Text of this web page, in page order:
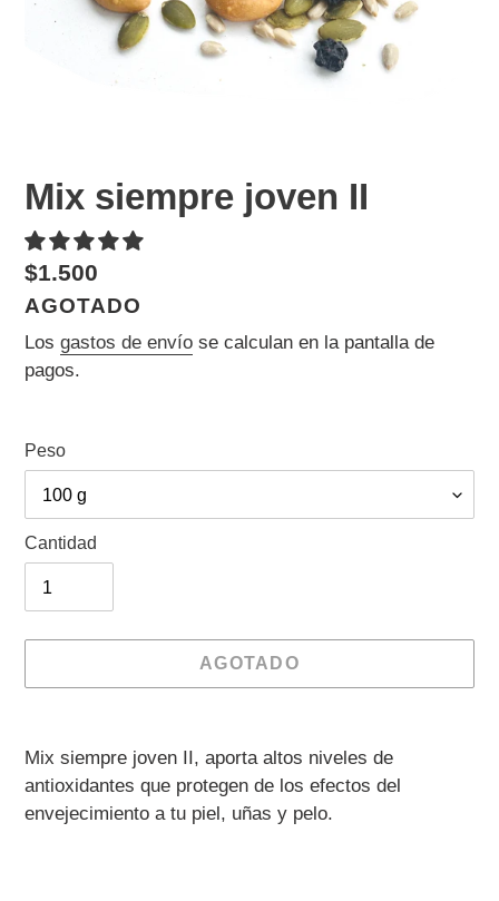
Mix siempre joven II
Precio
habitual
$1.500
DISPONIBILIDAD
AGOTADO
Los gastos de envío se calculan en la pantalla de
pagos.
Peso
Cantidad
AGOTADO
el
producto
a
Mix siempre joven II, aporta altos niveles de
antioxidantes que protegen de los efectos del
envejecimiento a tu piel, uñas y pelo.